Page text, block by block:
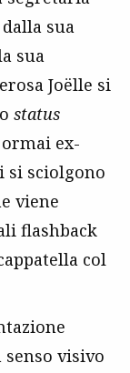
sua
sua
Joëlle si
status
ex-
si sciolgono
viene
flashback
col
visivo